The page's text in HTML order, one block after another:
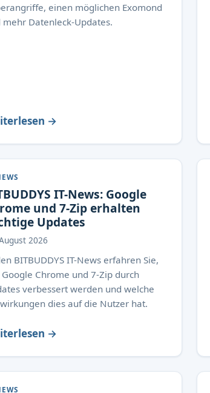
einen möglichen Exomond
mehr Datenleck-Updates.
→
IT-News: Google
und 7-Zip erhalten
Updates
2026
BITBUDDYS IT-News erfahren Sie,
Chrome und 7-Zip durch
verbessert werden und welche
dies auf die Nutzer hat.
→